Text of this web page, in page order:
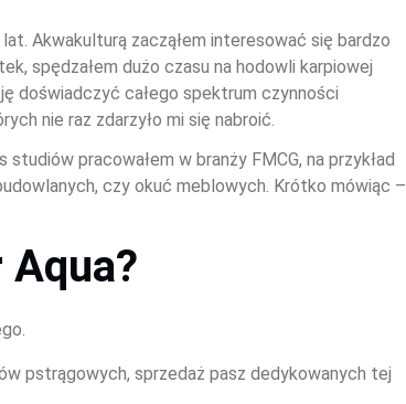
Akwakulturą zacząłem interesować się bardzo
spędzałem dużo czasu na hodowli karpiowej
doświadczyć całego spektrum czynności
nie raz zdarzyło mi się nabroić.
pracowałem w branży FMCG, na przykład
czy okuć meblowych. Krótko mówiąc –
pstrągowych, sprzedaż pasz dedykowanych tej